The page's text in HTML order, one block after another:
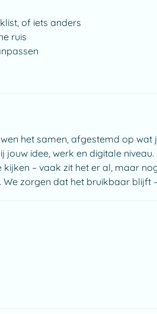
of iets anders
ruis
het samen, afgestemd op wat
jouw idee, werk en digitale niveau.
– vaak zit het er al, maar
We zorgen dat het bruikbaar blijft